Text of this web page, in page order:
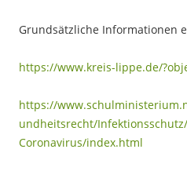
Grundsätzliche Informationen
https://www.kreis-lippe.de/
https://
undheitsrecht/
Coronavirus/index.html